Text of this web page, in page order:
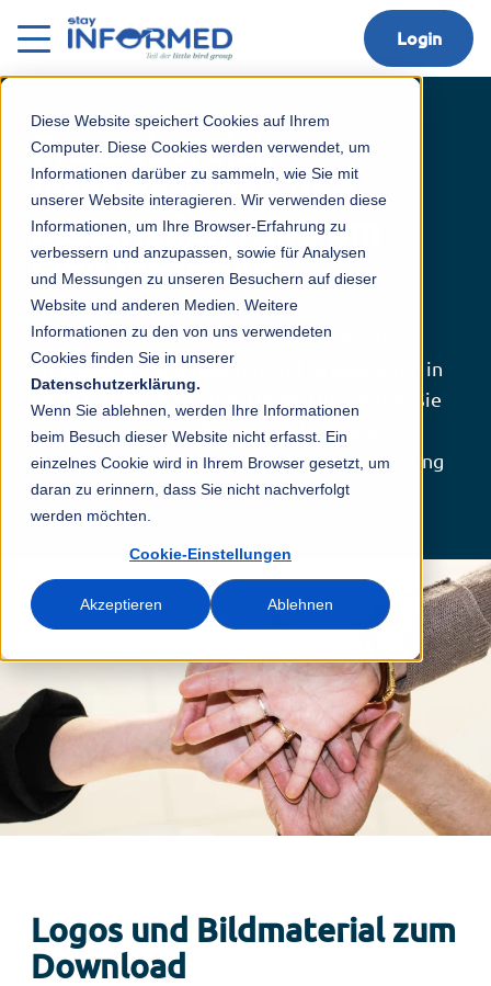
Diese Website speichert Cookies auf Ihrem
Computer. Diese Cookies werden verwendet, um
Informationen darüber zu sammeln, wie Sie mit
unserer Website interagieren. Wir verwenden diese
Informationen, um Ihre Browser-Erfahrung zu
verbessern und anzupassen, sowie für Analysen
und Messungen zu unseren Besuchern auf dieser
Website und anderen Medien. Weitere
Informationen zu den von uns verwendeten
Cookies finden Sie in unserer
Datenschutzerklärung.
Wenn Sie ablehnen, werden Ihre Informationen
beim Besuch dieser Website nicht erfasst. Ein
einzelnes Cookie wird in Ihrem Browser gesetzt, um
daran zu erinnern, dass Sie nicht nachverfolgt
werden möchten.
Cookie-Einstellungen
Akzeptieren Ablehnen
Login
Pressebereich –
Informationen und
Materialien rund um
Stay Informed
Stay Informed ist Ihre digitale Lösung für
effiziente Kommunikation und Organisation in
Kitas, Grundschulen und Horte. Hier finden Sie
Logos, Pressemitteilungen und weitere
Materialien, um Sie bei Ihrer Berichterstattung
über Stay Informed zu unterstützen.
Logos und Bildmaterial zum
Download